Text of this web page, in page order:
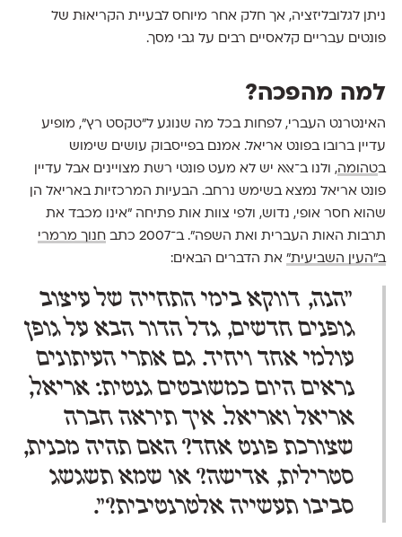
ניתן לגלובליזציה, אך חלק אחר מיוחס לבעיית הקריאוּת של
פונטים עבריים קלאסיים רבים על גבי מסך.
למה מהפכה?
האינטרנט העברי, לפחות בכל מה שנוגע ל"טקסט רץ", מופיע
עדיין ברובו בפונט אריאל. אמנם בפייסבוק עושים שימוש
בטהומה, ולנו ב־אאא יש לא מעט פונטי רשת מצויינים אבל עדיין
פונט אריאל נמצא בשימש נרחב. הבעיות המרכזיות באריאל הן
שהוא חסר אופי, נדוש, ולפי צוות אות פתיחה "אינו מכבד את
תרבות האות העברית ואת השפה". ב־2007 כתב
חנוך מרמרי
ב"העין השביעית"את הדברים הבאים:
"הנה, דווקא בימי התחייה של עיצוב
גופנים חדשים, גדל הדור הבא על גופן
עולמי אחד ויחיד. גם אתרי העיתונים
נראים היום כמשובטים גנטית: אריאל,
אריאל ואריאל. איך תיראה חברה
שצורכת פונט אחד? האם תהיה מכנית,
סטרילית, אדישה? או שמא תשגשג
סביבו תעשייה אלטרנטיבית?".